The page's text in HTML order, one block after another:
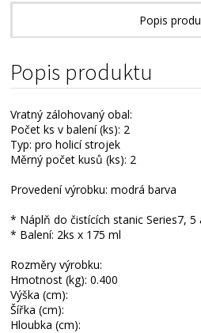
Popis
Popis produktu
Vratný zálohovaný obal:
Počet ks v balení (ks): 2
Typ: pro holicí strojek
Měrný počet kusů (ks): 2
Provedení výrobku: modrá barva
* Náplň do čistících stanic Series7, 5
* Balení: 2ks x 175 ml
Rozměry výrobku:
Hmotnost (kg): 0.400
Výška (cm):
Šířka (cm):
Hloubka (cm):